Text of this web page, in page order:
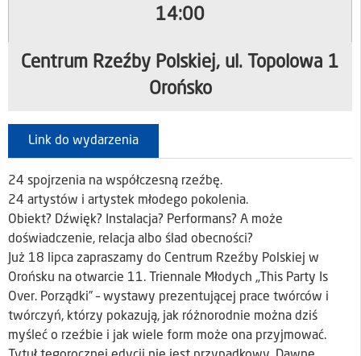
14:00
Centrum Rzeźby Polskiej, ul. Topolowa 1
Orońsko
Link do wydarzenia
24 spojrzenia na współczesną rzeźbę.
24 artystów i artystek młodego pokolenia.
Obiekt? Dźwięk? Instalacja? Performans? A może
doświadczenie, relacja albo ślad obecności?
Już 18 lipca zapraszamy do Centrum Rzeźby Polskiej w
Orońsku na otwarcie 11. Triennale Młodych „This Party Is
Over. Porządki” – wystawy prezentującej prace twórców i
twórczyń, którzy pokazują, jak różnorodnie można dziś
myśleć o rzeźbie i jak wiele form może ona przyjmować.